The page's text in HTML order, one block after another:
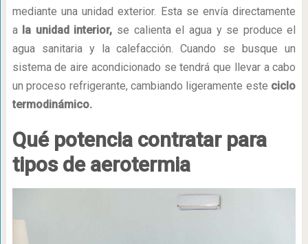
mediante una unidad exterior. Esta se envía directamente
ala unidad interior, se calienta el agua y se produce el
agua sanitaria y la calefacción. Cuando se busque un
sistema de aire acondicionado se tendrá que llevar a cabo
un proceso refrigerante, cambiando ligeramente este ciclo
termodinámico.
Qué potencia contratar para
tipos de aerotermia